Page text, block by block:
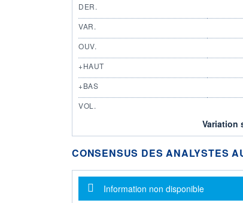
DER.
VAR.
OUV.
+HAUT
+BAS
VOL.
Variation
CONSENSUS DES ANALYSTES
Message d'information
Information non disponible